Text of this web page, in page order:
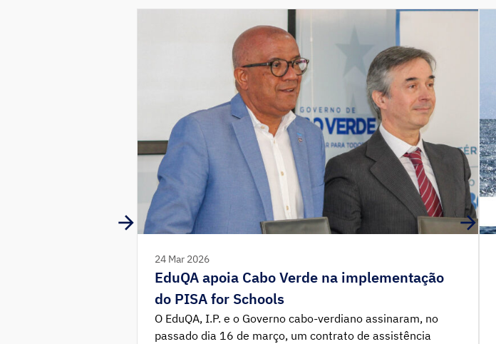
24 Mar 2026
EduQA apoia Cabo Verde na implementação
do PISA for Schools
O EduQA, I.P. e o Governo cabo-verdiano assinaram, no
passado dia 16 de março, um contrato de assistência